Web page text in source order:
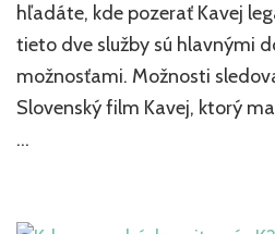
hľadáte, kde pozerať Kavej
tieto dve služby sú hlavnými
možnosťami. Možnosti
Slovenský film Kavej, ktorý
…